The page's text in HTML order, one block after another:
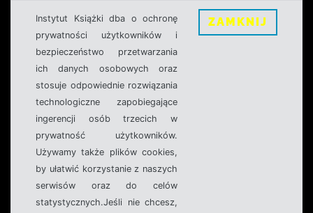
Instytut Książki dba o ochronę
prywatności użytkowników i
bezpieczeństwo przetwarzania
ich danych osobowych oraz
stosuje odpowiednie rozwiązania
technologiczne zapobiegające
ingerencji osób trzecich w
prywatność użytkowników.
Używamy także plików cookies,
by ułatwić korzystanie z naszych
serwisów oraz do celów
statystycznych.Jeśli nie chcesz,
ZAMKNIJ